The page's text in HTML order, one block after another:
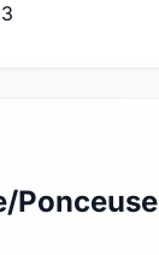
Ponceuse